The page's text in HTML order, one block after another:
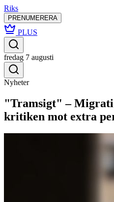
Riks
PRENUMERERA
PLUS
fredag 7 augusti
Nyheter
"Tramsigt" –
kritiken mot extra